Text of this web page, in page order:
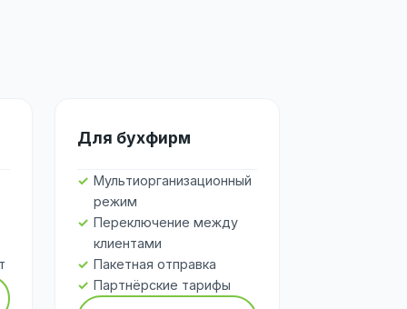
Для бухфирм
Мультиорганизационный
режим
Переключение между
клиентами
Пакетная отправка
Партнёрские тарифы